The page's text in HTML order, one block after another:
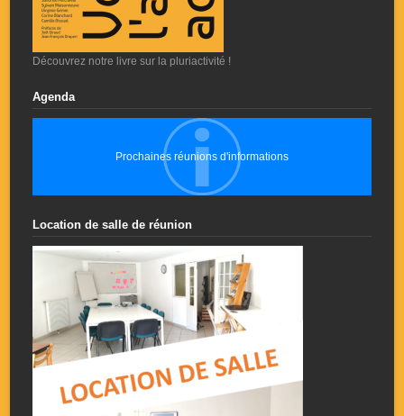
Découvrez notre livre sur la pluriactivité !
Agenda
Prochaines réunions d'informations
Location de salle de réunion